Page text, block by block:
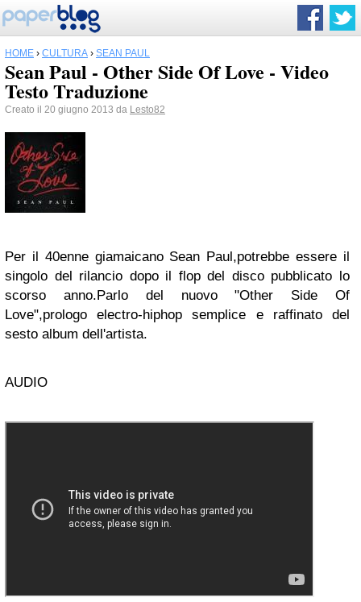
HOME › CULTURA › SEAN PAUL
Sean Paul - Other Side Of Love - Video
Testo Traduzione
Creato il 20 giugno 2013 da Lesto82
Per il 40enne giamaicano Sean Paul,potrebbe essere il
singolo del rilancio dopo il flop del disco pubblicato lo
scorso anno.Parlo del nuovo "Other Side Of
Love",prologo electro-hiphop semplice e raffinato del
sesto album dell'artista.
AUDIO